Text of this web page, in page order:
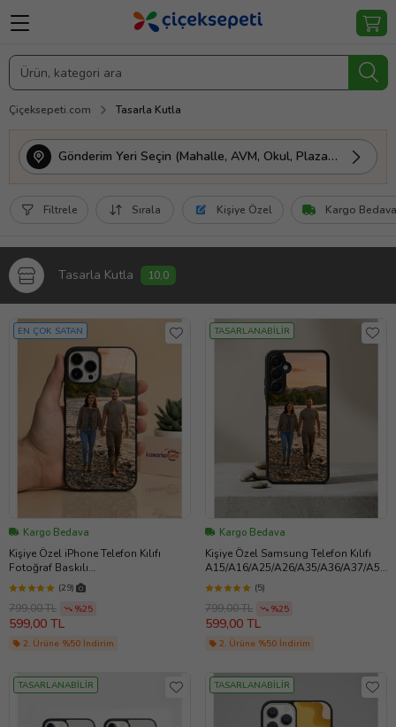
Çiçeksepeti.com Tasarla Kutla
Gönderim Yeri Seçin (Mahalle, AVM, Okul, Plaza vs.)
Filtrele Sırala Kişiye Özel Kargo Bedava
Tasarla Kutla 10,0
EN ÇOK SATAN
Kargo Bedava
Kişiye Özel iPhone Telefon Kılıfı
Fotoğraf Baskılı
11/13/14/14Pro/14ProMax/15/15Pro/1
5ProMax/16/16e/16Plus/16Pro/16Pro
Max/17/17Air/17Pro/17ProMax
(29)
799,00 TL %25
599,00 TL
2. Ürüne %50 İndirim
TASARLANABİLİR
Kargo Bedava
Kişiye Özel Samsung Telefon Kılıfı
A15/A16/A25/A26/A35/A36/A37/A55
/A56/A57/S23/S23FE/S23Ultra/S24/S
24FE/S24Ultra/S25/S25FE/S25Ultra/S
26
(5)
799,00 TL %25
599,00 TL
2. Ürüne %50 İndirim
TASARLANABİLİR TASARLANABİLİR